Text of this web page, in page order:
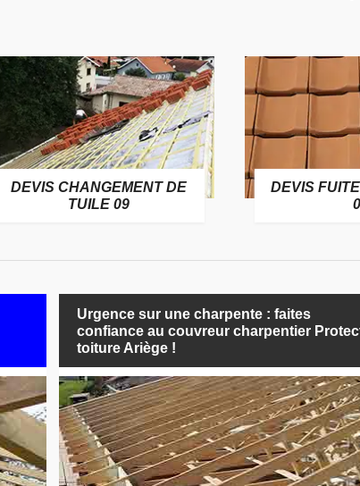
DEVIS CHANGEMENT DE
TUILE 09
DEVIS
Urgence sur une charpente : faites
confiance au couvreur charpentier
toiture Ariège !